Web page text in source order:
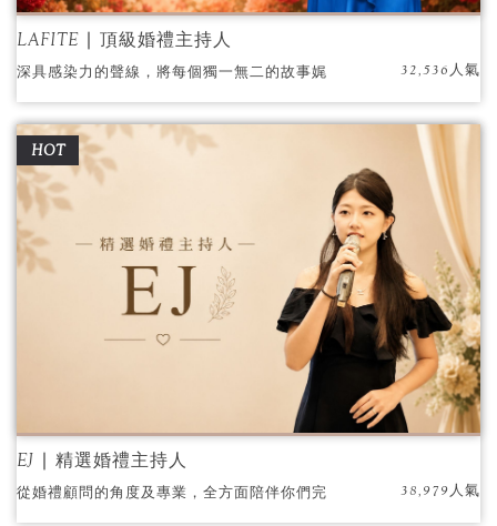
LAFITE ∣ 頂級婚禮主持人
深具感染力的聲線，將每個獨一無二的故事娓
娓道來…互動環節熱情洋溢；感念親恩溫暖動
人，理性與感性兼備的百變風格深受新人與廠
商肯定及信賴。
32,536人氣
HOT
EJ ∣ 精選婚禮主持人
從婚禮顧問的角度及專業，全方面陪伴你們完
成終身大事。
38,979人氣